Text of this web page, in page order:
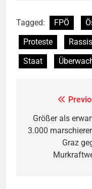
Tagged: FPÖ
Proteste
Staat
Größer als
3.000
Graz